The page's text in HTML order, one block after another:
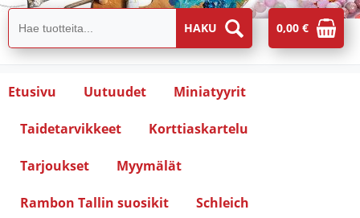
0,00 €
Etusivu Uutuudet Miniatyyrit
Taidetarvikkeet Korttiaskartelu
Tarjoukset Myymälät
Rambon Tallin suosikit Schleich